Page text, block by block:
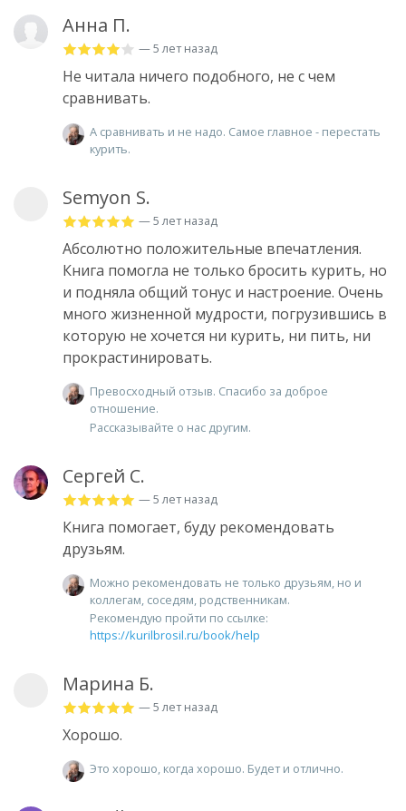
Анна П.
— 5 лет назад
Не читала ничего подобного, не с чем
сравнивать.
А сравнивать и не надо. Самое главное - перестать
курить.
Semyon S.
— 5 лет назад
Абсолютно положительные впечатления.
Книга помогла не только бросить курить, но
и подняла общий тонус и настроение. Очень
много жизненной мудрости, погрузившись в
которую не хочется ни курить, ни пить, ни
прокрастинировать.
Превосходный отзыв. Спасибо за доброе
отношение.
Рассказывайте о нас другим.
Сергей С.
— 5 лет назад
Книга помогает, буду рекомендовать
друзьям.
Можно рекомендовать не только друзьям, но и
коллегам, соседям, родственникам.
Рекомендую пройти по ссылке:
https://kurilbrosil.ru/book/help
Марина Б.
— 5 лет назад
Хорошо.
Это хорошо, когда хорошо. Будет и отлично.